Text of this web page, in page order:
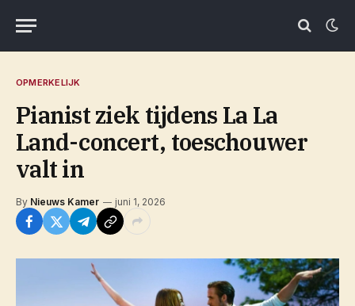
OPMERKELIJK
Pianist ziek tijdens La La
Land-concert, toeschouwer
valt in
By Nieuws Kamer juni 1, 2026